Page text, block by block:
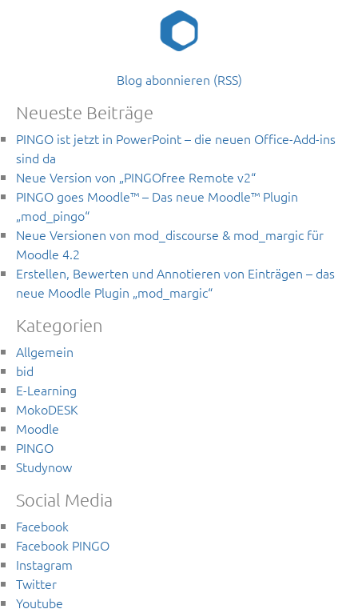
Blog abonnieren (RSS)
Neueste Beiträge
PINGO ist jetzt in PowerPoint – die neuen Office-Add-ins
sind da
Neue Version von „PINGOfree Remote v2“
PINGO goes Moodle™ – Das neue Moodle™ Plugin
„mod_pingo“
Neue Versionen von mod_discourse & mod_margic für
Moodle 4.2
Erstellen, Bewerten und Annotieren von Einträgen – das
neue Moodle Plugin „mod_margic“
Kategorien
Allgemein
bid
E-Learning
MokoDESK
Moodle
PINGO
Studynow
Social Media
Facebook
Facebook PINGO
Instagram
Twitter
Youtube